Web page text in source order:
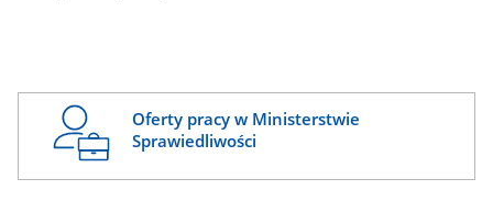
Oferty pracy w Ministerstwie
Sprawiedliwości